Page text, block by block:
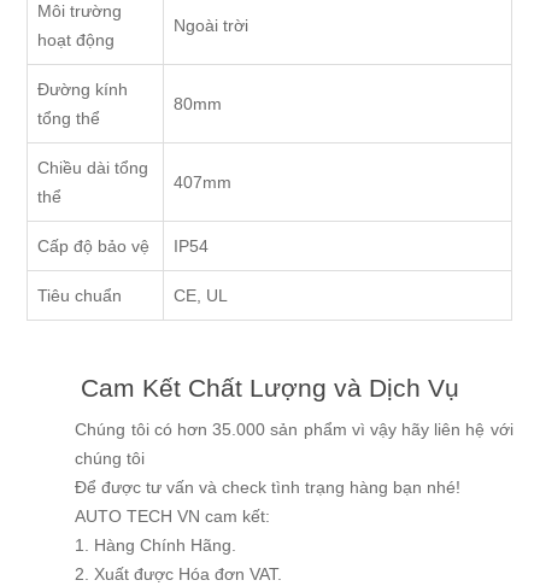
Môi trường
hoạt động
Ngoài trời
Đường kính
tổng thể
80mm
Chiều dài tổng
thể
407mm
Cấp độ bảo vệ IP54
Tiêu chuẩn CE, UL
Cam Kết Chất Lượng và Dịch Vụ
Chúng tôi có hơn 35.000 sản phẩm vì vậy hãy liên hệ với
chúng tôi
Để được tư vấn và check tình trạng hàng bạn nhé!
AUTO TECH VN cam kết:
1. Hàng Chính Hãng.
2. Xuất được Hóa đơn VAT.